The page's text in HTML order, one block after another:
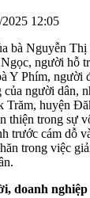
12:05
bà Nguyễn
người hỗ
Y Phím, người
người dân,
Trăm, huyện
thiện trong sự
trước cám dỗ
trong việc
doanh